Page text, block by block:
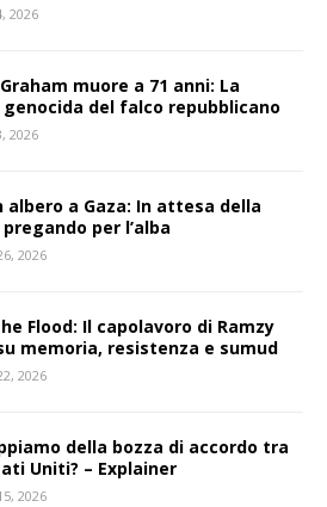
2026
muore a 71 anni: La
del falco repubblicano
2026
albero a Gaza: In attesa della
per l’alba
2026
Flood: Il capolavoro di Ramzy
memoria, resistenza e sumud
2026
della bozza di accordo tra
Uniti? – Explainer
2026